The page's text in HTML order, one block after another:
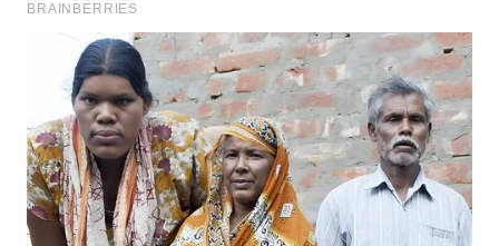
WN
LABUANBAJO
WN
BORNEO
Wahana
Media
Group